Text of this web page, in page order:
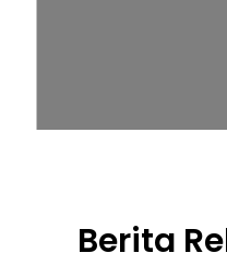
Berita